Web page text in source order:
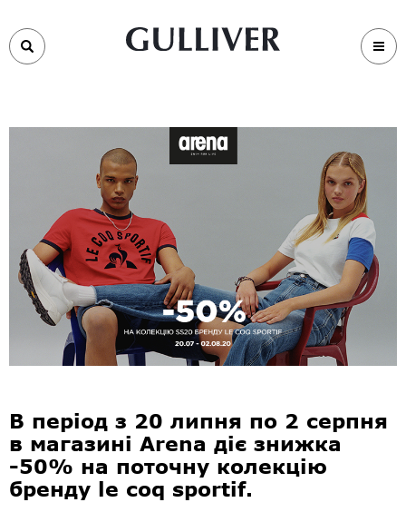
В період з 20 липня по 2 серпня
в магазині Arena діє знижка
-50% на поточну колекцію
бренду le coq sportif.